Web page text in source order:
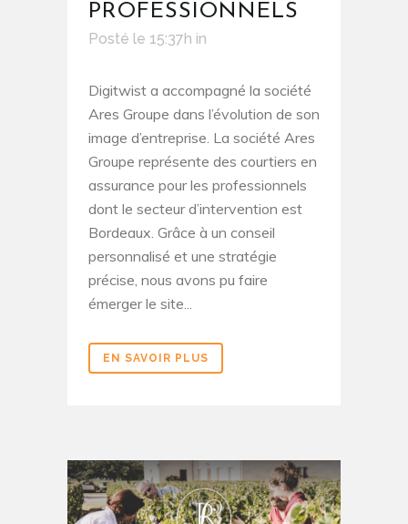
PROFESSIONNELS
Posté le 15:37h in
Digitwist a accompagné la société
Ares Groupe dans l’évolution de son
image d’entreprise. La société Ares
Groupe représente des courtiers en
assurance pour les professionnels
dont le secteur d’intervention est
Bordeaux. Grâce à un conseil
personnalisé et une stratégie
précise, nous avons pu faire
émerger le site...
EN SAVOIR PLUS